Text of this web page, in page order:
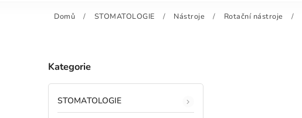
Domů / STOMATOLOGIE / Nástroje / Rotační nástroje /
Kategorie
STOMATOLOGIE